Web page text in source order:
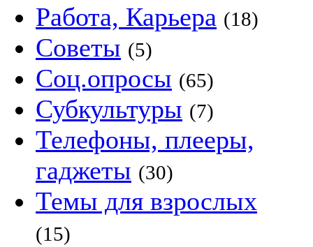
Работа, Карьера (18)
Советы (5)
Соц.опросы (65)
Субкультуры (7)
Телефоны, плееры,
гаджеты (30)
Темы для взрослых
(15)